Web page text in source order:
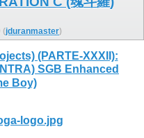
(jduranmaster)
(PARTE-XXXII):
SGB Enhanced
Boy)
logo.jpg